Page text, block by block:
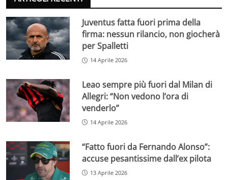
Juventus fatta fuori prima della
firma: nessun rilancio, non giocherà
per Spalletti
14 Aprile 2026
Leao sempre più fuori dal Milan di
Allegri: “Non vedono l’ora di
venderlo”
14 Aprile 2026
“Fatto fuori da Fernando Alonso”:
accuse pesantissime dall’ex pilota
13 Aprile 2026